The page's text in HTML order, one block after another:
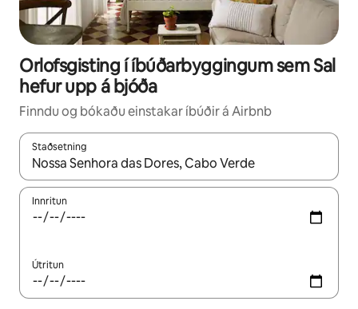
Orlofsgisting í íbúðarbyggingum sem Sal
hefur upp á bjóða
Finndu og bókaðu einstakar íbúðir á Airbnb
Staðsetning
Þegar niðurstöður liggja fyrir skaltu nota upp og niður
Innritun
Útritun